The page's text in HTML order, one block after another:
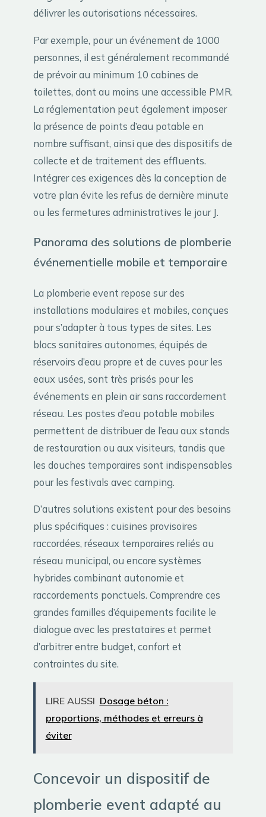
délivrer les autorisations nécessaires.
Par exemple, pour un événement de 1000
personnes, il est généralement recommandé
de prévoir au minimum 10 cabines de
toilettes, dont au moins une accessible PMR.
La réglementation peut également imposer
la présence de points d’eau potable en
nombre suffisant, ainsi que des dispositifs de
collecte et de traitement des effluents.
Intégrer ces exigences dès la conception de
votre plan évite les refus de dernière minute
ou les fermetures administratives le jour J.
Panorama des solutions de plomberie
événementielle mobile et temporaire
La plomberie event repose sur des
installations modulaires et mobiles, conçues
pour s’adapter à tous types de sites. Les
blocs sanitaires autonomes, équipés de
réservoirs d’eau propre et de cuves pour les
eaux usées, sont très prisés pour les
événements en plein air sans raccordement
réseau. Les postes d’eau potable mobiles
permettent de distribuer de l’eau aux stands
de restauration ou aux visiteurs, tandis que
les douches temporaires sont indispensables
pour les festivals avec camping.
D’autres solutions existent pour des besoins
plus spécifiques : cuisines provisoires
raccordées, réseaux temporaires reliés au
réseau municipal, ou encore systèmes
hybrides combinant autonomie et
raccordements ponctuels. Comprendre ces
grandes familles d’équipements facilite le
dialogue avec les prestataires et permet
d’arbitrer entre budget, confort et
contraintes du site.
LIRE AUSSI Dosage béton :
proportions, méthodes et erreurs à
éviter
Concevoir un dispositif de
plomberie event adapté au